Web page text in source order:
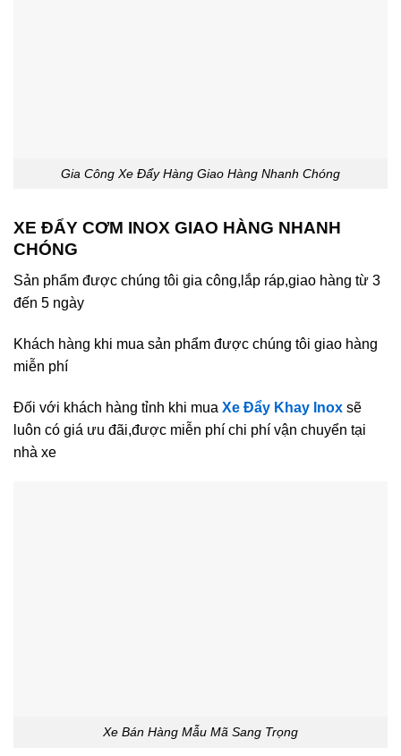
Gia Công Xe Đẩy Hàng Giao Hàng Nhanh Chóng
XE ĐẨY CƠM INOX GIAO HÀNG NHANH
CHÓNG
Sản phẩm được chúng tôi gia công,lắp ráp,giao hàng từ 3
đến 5 ngày
Khách hàng khi mua sản phẩm được chúng tôi giao hàng
miễn phí
Đối với khách hàng tỉnh khi mua Xe Đẩy Khay Inox sẽ
luôn có giá ưu đãi,được miễn phí chi phí vận chuyển tại
nhà xe
Xe Bán Hàng Mẫu Mã Sang Trọng